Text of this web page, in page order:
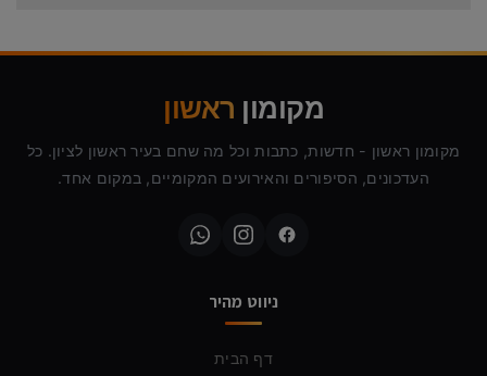
מקומון ראשון
מקומון ראשון - חדשות, כתבות וכל מה שחם בעיר ראשון לציון. כל
העדכונים, הסיפורים והאירועים המקומיים, במקום אחד.
ניווט מהיר
דף הבית